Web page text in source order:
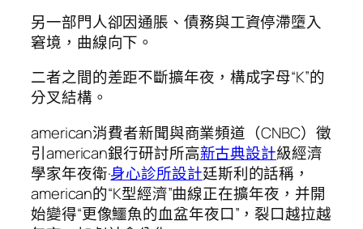
另一部門人卻因通脹、債務與工資停滯墮入
窘境，曲線向下。
二者之間的差距不斷擴年夜，構成字母“K”的
分叉結構。
american消費者新聞與商業頻道（CNBC）徵
引american銀行研討所高新古典設計級經濟
學家年夜衛·身心診所設計廷斯利的話稱，
american的“K型經濟”曲線正在擴年夜，并開
始變得“更像鱷魚的血盆年夜口”，裂口越拉越